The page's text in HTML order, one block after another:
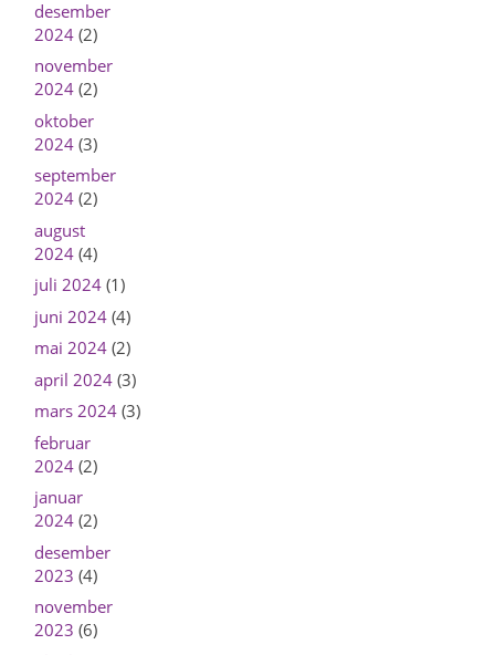
desember
2024(2)
november
2024(2)
oktober
2024(3)
september
2024(2)
august
2024(4)
juli 2024(1)
juni 2024(4)
mai 2024(2)
april 2024(3)
mars 2024(3)
februar
2024(2)
januar
2024(2)
desember
2023 (4)
november
2023 (6)